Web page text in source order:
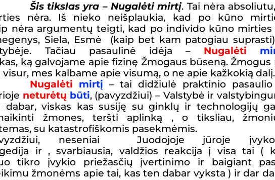
Šis tikslas yra – Nugalėti mirtį. Tai nėra
nėra. Iš nieko neišplaukia, kad po kūno
nėra argumentų teigti, kad po individo kūno mirties
Siela, Esmė (kaip bet kam patogiau
Tačiau pasaulinė idėja – Nugalėti
ką galvojame apie fizinę Žmogaus būseną. Žmogus
visur, mes kalbame apie visumą, o ne apie kažkokią dalį.
Nugalėti
mirtį – tai didžiulė praktinio
neturėtų būti, (pavyzdžiui) – Valstybė ir
dabar, viskas kas susiję su ginklų ir technologijų
žmones, teršti aplinką , o tiksliau,
su katastrofiškomis pasekmėmis.
neseniai Juodojoje jūroje
ir , svarbiausia, valdžios reakcija į visa tai (
tikro įvykio priežasčių įvertinimo ir baigiant
žmonėms apie tai, kas ten dabar vyksta ) ir dar